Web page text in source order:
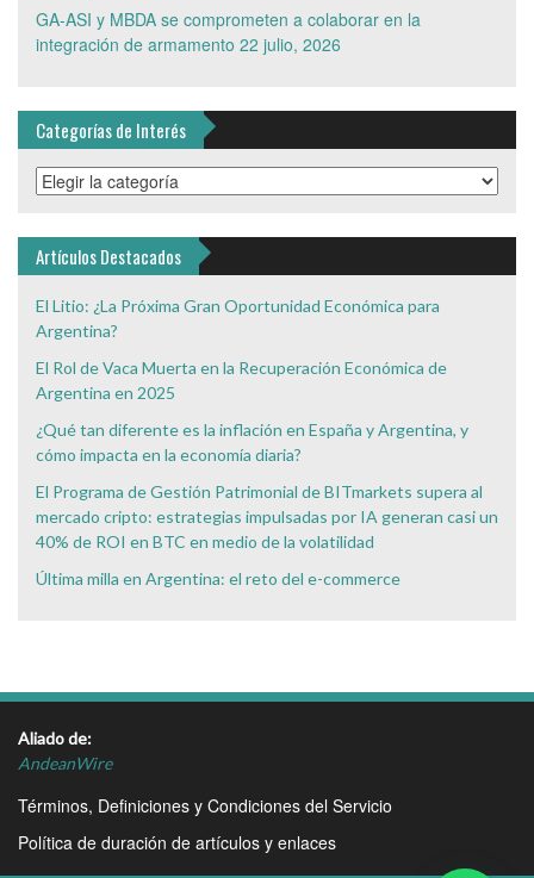
GA-ASI y MBDA se comprometen a colaborar en la
integración de armamento 22 julio, 2026
Categorías de Interés
Categorías
de
Artículos Destacados
El Litio: ¿La Próxima Gran Oportunidad Económica para
Argentina?
El Rol de Vaca Muerta en la Recuperación Económica de
Argentina en 2025
¿Qué tan diferente es la inflación en España y Argentina, y
cómo impacta en la economía diaria?
El Programa de Gestión Patrimonial de BITmarkets supera al
mercado cripto: estrategias impulsadas por IA generan casi un
40% de ROI en BTC en medio de la volatilidad
Última milla en Argentina: el reto del e-commerce
Aliado de:
AndeanWire
Términos, Definiciones y Condiciones del Servicio
Política de duración de artículos y enlaces